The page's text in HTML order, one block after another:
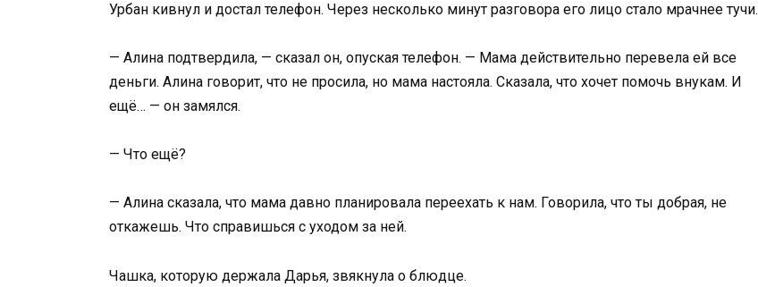
Урбан кивнул и достал телефон. Через несколько минут разговора его лицо стало мрачнее тучи.
— Алина подтвердила, — сказал он, опуская телефон. — Мама действительно перевела ей все
деньги. Алина говорит, что не просила, но мама настояла. Сказала, что хочет помочь внукам. И
ещё… — он замялся.
— Что ещё?
— Алина сказала, что мама давно планировала переехать к нам. Говорила, что ты добрая, не
откажешь. Что справишься с уходом за ней.
Чашка, которую держала Дарья, звякнула о блюдце.